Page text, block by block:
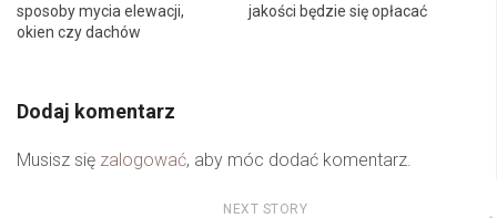
sposoby mycia elewacji,
okien czy dachów
jakości będzie się opłacać
Dodaj komentarz
Musisz się zalogować, aby móc dodać komentarz.
NEXT STORY